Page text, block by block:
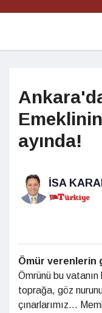
ayında!
İSA
Ömür verenlerin
Ömrünü bu vatanın
toprağa, göz
çınarlarımız...